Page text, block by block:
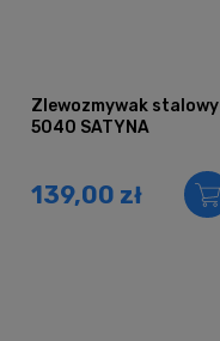
Zlewozmywak stalowy
5040 SATYNA
139,00 zł